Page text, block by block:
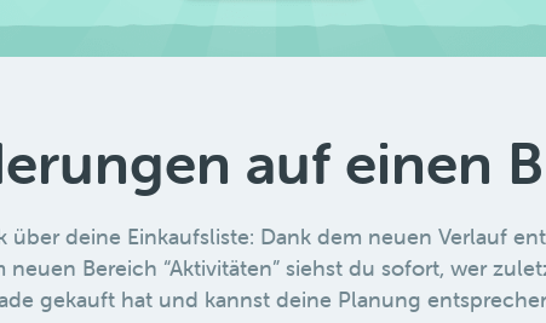
auf einen
über deine Einkaufsliste: Dank dem neuen Verlauf
Bereich “Aktivitäten” siehst du sofort, wer
gekauft hat und kannst deine Planung